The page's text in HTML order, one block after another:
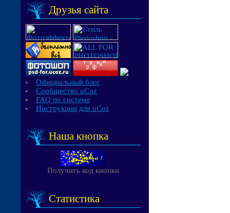
Друзья сайта
Официальный блог
Сообщество uCoz
FAQ по системе
Инструкции для uCoz
Наша кнопка
Получить код кнопки
Статистика